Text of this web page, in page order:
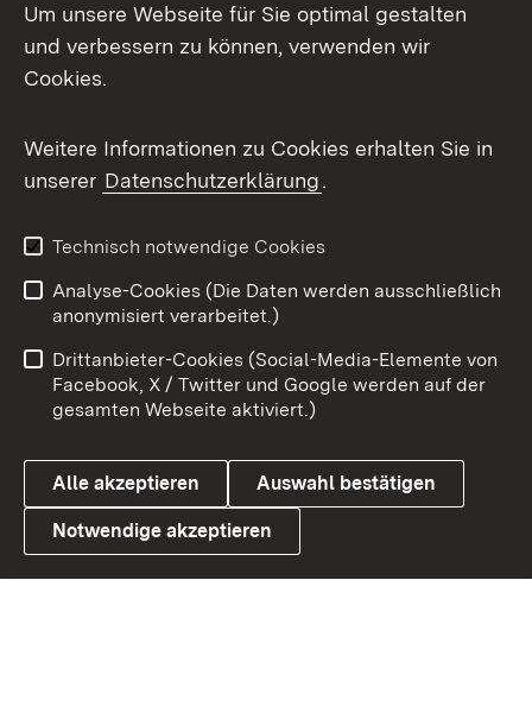
Mastodon
Messenger
Social Wall
X / Twitter
Youtube
Link zum Landesportal
Benutzungshinweise
Barrierefreiheit
Datenschutz
Cookies
Um unsere Webseite für Sie optimal gestalten
und verbessern zu können, verwenden wir
Cookies.
Weitere Informationen zu Cookies erhalten Sie in
unserer Datenschutzerklärung.
Technisch notwendige Cookies
Analyse-Cookies (Die Daten werden ausschließlich
anonymisiert verarbeitet.)
Drittanbieter-Cookies (Social-Media-Elemente von
Facebook, X / Twitter und Google werden auf der
gesamten Webseite aktiviert.)
Alle akzeptieren Auswahl bestätigen
Notwendige akzeptieren